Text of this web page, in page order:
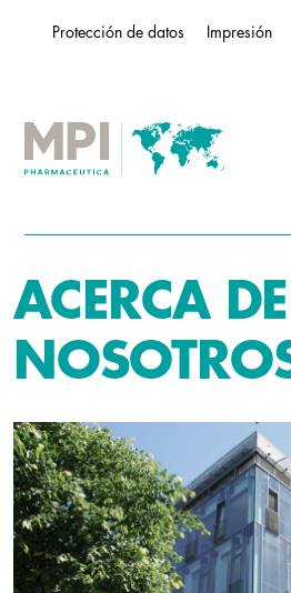
Protección de datos Impresión
ACERCA DE